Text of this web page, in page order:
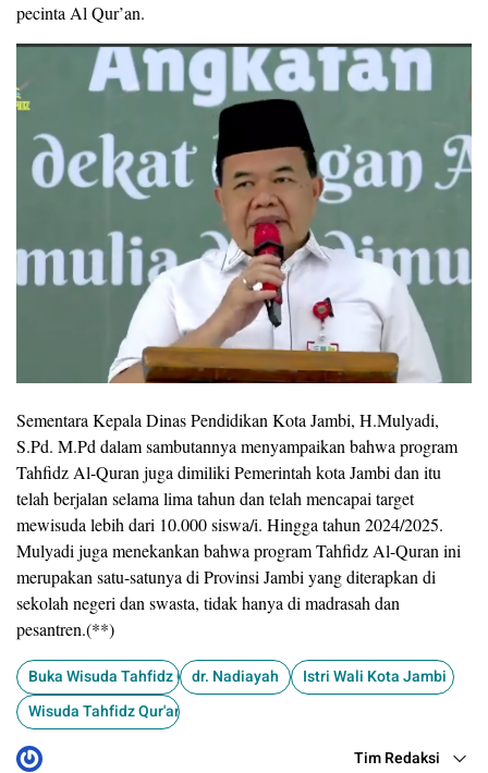
pecinta Al Qur’an.
Sementara Kepala Dinas Pendidikan Kota Jambi, H.Mulyadi,
S.Pd. M.Pd dalam sambutannya menyampaikan bahwa program
Tahfidz Al-Quran juga dimiliki Pemerintah kota Jambi dan itu
telah berjalan selama lima tahun dan telah mencapai target
mewisuda lebih dari 10.000 siswa/i. Hingga tahun 2024/2025.
Mulyadi juga menekankan bahwa program Tahfidz Al-Quran ini
merupakan satu-satunya di Provinsi Jambi yang diterapkan di
sekolah negeri dan swasta, tidak hanya di madrasah dan
pesantren.(**)
Buka Wisuda Tahfidz Qur'andr. Nadiayah
Istri Wali Kota Jambi
Wisuda Tahfidz Qur'an Ash-Shiddiiqi
Tim Redaksi